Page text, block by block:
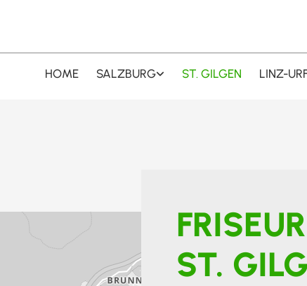
HOME SALZBURG ST. GILGEN LINZ-
ST.